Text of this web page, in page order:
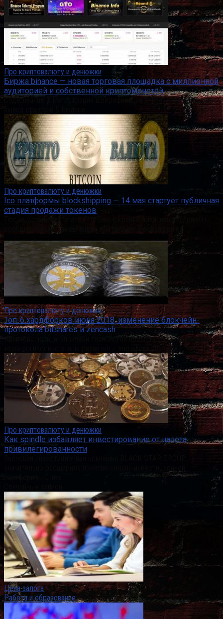
Про криптовалюту и денюжки
Биржа binance — новая торговая площадка с миллионной
аудиторией и собственной криптомонетой
Содержание 2 Регистрация и верификация 3 Торговля 4 Ввод и
Про криптовалюту и денюжки
Ico платформы blockshipping — 14 мая стартует публичная
стадия продажи токенов
После успешного этапа Pre-Sale и крайне позитивного приема
сообществом во всем мире, платформа Blockshipping
Про криптовалюту и денюжки
Топ-6 хардфорков июня 2018, изменение блокчейн-
протокола bitshares и zencash
Криптовалюты и блокчейн технологии проходят через различные
технологические этапы развития – хардфорк один из
Про криптовалюту и денюжки
Как spindle избавляет инвестирование от налета
привилегированности
Цена залога
Работа и образование